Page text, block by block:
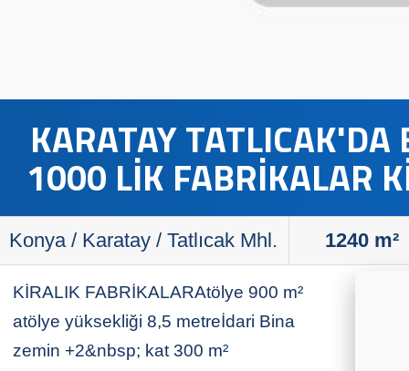
KARATAY
1000 LİK FABRİKALAR
Konya / Karatay / Tatlıcak Mhl. 1240m²
KİRALIK FABRİKALAR​Atölye 900 m²
atölye yüksekliği 8,5 metreİdari Bina
zemin +2&nbsp; kat 300 m²